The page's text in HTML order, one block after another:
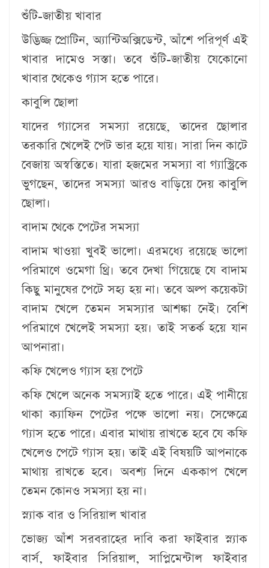
শুঁটি-জাতীয় খাবার
উদ্ভিজ্জ প্রোটিন, অ্যান্টিঅক্সিডেন্ট, আঁশে পরিপূর্ণ এই
খাবার দামেও সস্তা। তবে শুঁটি-জাতীয় যেকোনো
খাবার থেকেও গ্যাস হতে পারে।
কাবুলি ছোলা
যাদের গ্যাসের সমস্যা রয়েছে, তাদের ছোলার
তরকারি খেলেই পেট ভার হয়ে যায়। সারা দিন কাটে
বেজায় অস্বস্তিতে। যারা হজমের সমস্যা বা গ্যাস্ট্রিকে
ভুগছেন, তাদের সমস্যা আরও বাড়িয়ে দেয় কাবুলি
ছোলা।
​বাদাম থেকে পেটের সমস্যা
বাদাম খাওয়া খুবই ভালো। এরমধ্যে রয়েছে ভালো
পরিমাণে ওমেগা থ্রি। তবে দেখা গিয়েছে যে বাদাম
কিছু মানুষের পেটে সহ্য হয় না। তবে অল্প কয়েকটা
বাদাম খেলে তেমন সমস্যার আশঙ্কা নেই। বেশি
পরিমাণে খেলেই সমস্যা হয়। তাই সতর্ক হয়ে যান
আপনারা।
​কফি খেলেও গ্যাস হয় পেটে
কফি খেলে অনেক সমস্যাই হতে পারে। এই পানীয়ে
থাকা ক্যাফিন পেটের পক্ষে ভালো নয়। সেক্ষেত্রে
গ্যাস হতে পারে। এবার মাথায় রাখতে হবে যে কফি
খেলেও পেটে গ্যাস হয়। তাই এই বিষয়টি আপনাকে
মাথায় রাখতে হবে। অবশ্য দিনে এককাপ খেলে
তেমন কোনও সমস্যা হয় না।
স্ন্যাক বার ও সিরিয়াল খাবার
ভোজ্য আঁশ সরবরাহের দাবি করা ফাইবার স্ন্যাক
বার্স, ফাইবার সিরিয়াল, সাপ্লিমেন্টাল ফাইবার